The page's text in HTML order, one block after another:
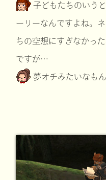
子どもたちのいう
ーリーなんですよね。
ちの空想にすぎなかっ
ですが…
夢オチみたいなも